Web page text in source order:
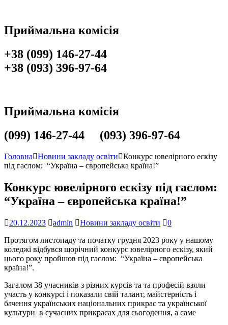
Приймальна комісія
+38 (099) 146-27-44
+38 (093) 396-97-64
Приймальна комісія
(099) 146-27-44 (093) 396-97-64
Головна Новини закладу освіти
Конкурс ювелірного ескізу
під гаслом: “Україна – європейська країна!”
Конкурс ювелірного ескізу під гаслом:
“Україна – європейська країна!”
20.12.2023 admin Новини закладу освіти
0
Протягом листопаду та початку грудня 2023 року у нашому
коледжі відбувся щорічний конкурс ювелірного ескізу, який
цього року пройшов під гаслом: “Україна – європейська
країна!”.
Загалом 38 учасників з різних курсів та та професій взяли
участь у конкурсі і показали свій талант, майстерність і
бачення українських національних прикрас та української
культури в сучасних прикрасах для сьогодення, а саме